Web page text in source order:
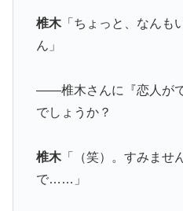
椎木「ちょっと、なん
ん」
――椎木さんに『恋人が
でしょうか？
椎木「（笑）。すみませ
で……」